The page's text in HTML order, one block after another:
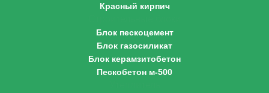
Красный кирпич
Блок пескоцемент
Блок газосиликат
Блок керамзитобетон
Пескобетон м-500